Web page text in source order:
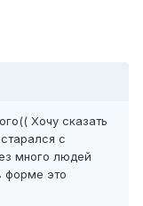
Хочу сказать
с
много людей
форме это